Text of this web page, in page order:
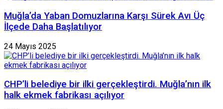
Muğla’da Yaban Domuzlarına Karşı Sürek Avı Üç
İlçede Daha Başlatılıyor
24 Mayıs 2025
CHP’li belediye bir ilki gerçekleştirdi. Muğla’nın ilk
halk ekmek fabrikası açılıyor